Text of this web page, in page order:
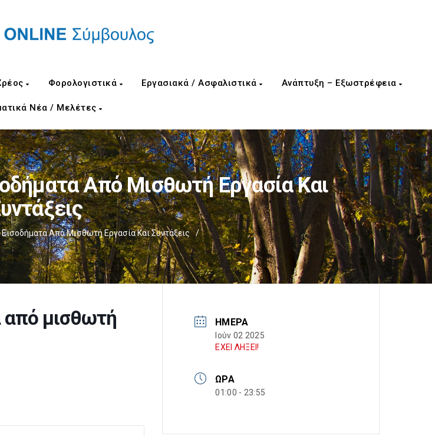
Φορολογιστικά Εργασιακά / Ασφαλιστικά Ανάπτυξη – Εξωστρέφεια
Νέα / Μελέτες
Από Μισθωτή Εργασία Και
Από Μισθωτή Εργασία Και Συντάξεις /
μισθωτή
ΗΜΈΡΑ
Ιούν 02 2025
ΕΧΕΙ ΛΗΞΕΙ!
ΏΡΑ
01:00 - 23:55